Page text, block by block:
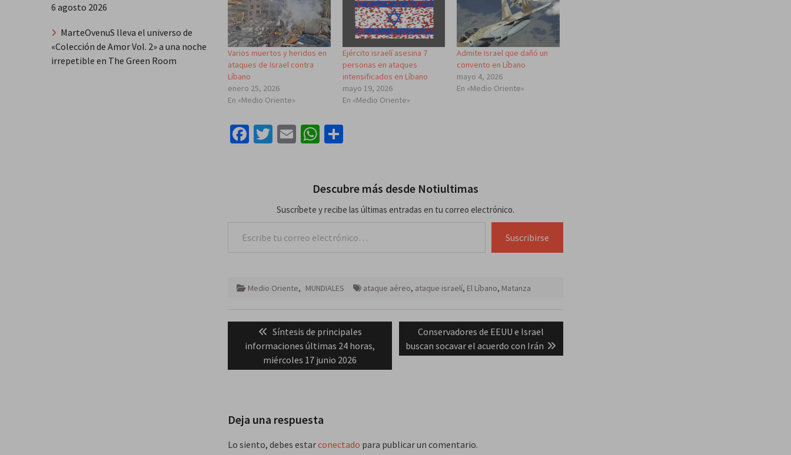
Varios muertos y heridos en
ataques de Israel contra
Líbano
enero 25, 2026
En «Medio Oriente»
Ejército israelí asesina 7
personas en ataques
intensificados en Líbano
mayo 19, 2026
En «Medio Oriente»
Admite Israel que dañó un
convento en Líbano
mayo 4, 2026
En «Medio Oriente»
Facebook
Twitter
EmailWhatsApp
Descubre más desde Notiultimas
Suscríbete y recibe las últimas entradas en tu correo electrónico.
Suscribirse
Medio Oriente, MUNDIALES ataque aéreo, ataque israelí, El Líbano, Matanza
Navegación
entradas
Previous
post:
Síntesis de principales
informaciones últimas 24 horas,
miércoles 17 junio 2026
Next
post:
Conservadores de EEUU e Israel
buscan socavar el acuerdo con Irán
Deja una respuesta
Lo siento, debes estarconectado para publicar un comentario.
6 agosto 2026
MarteOvenuS lleva el universo de
«Colección de Amor Vol. 2» a una noche
irrepetible en The Green Room